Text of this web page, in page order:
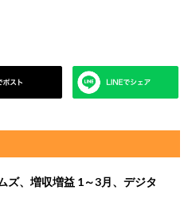
ズ、増収増益 1～3月、デジタ